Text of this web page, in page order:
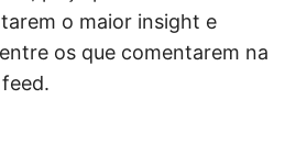
o maior insight e
os que comentarem na